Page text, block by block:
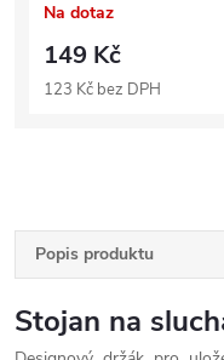
Na dotaz
149 Kč
123 Kč bez DPH
Popis produktu
Stojan na